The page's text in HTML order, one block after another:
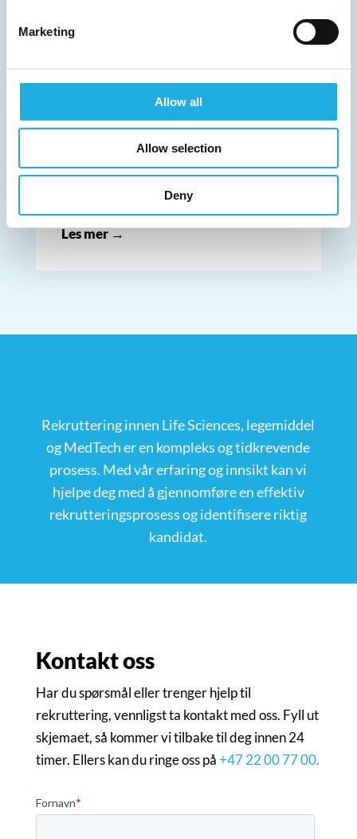
Marketing
Allow all
Allow selection
Deny
EFFECTIVE RECRUITMENT –
BREAK DOWN THE BARRIERS
We share our insights and advice for
effective recruitment. Traditional
recruitment processes with many steps
can ultimately cost candidates.
Les mer →
Rekruttering innen Life Sciences, legemiddel
og MedTech er en kompleks og tidkrevende
prosess. Med vår erfaring og innsikt kan vi
hjelpe deg med å gjennomføre en effektiv
rekrutteringsprosess og identifisere riktig
kandidat.
Kontakt oss
Har du spørsmål eller trenger hjelp til
rekruttering, vennligst ta kontakt med oss. Fyll ut
skjemaet, så kommer vi tilbake til deg innen 24
timer. Ellers kan du ringe oss på+47 22 00 77 00.